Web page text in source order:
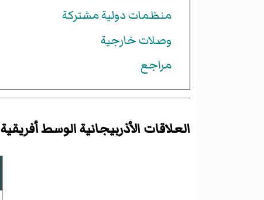
منظمات دولية مشتركة
وصلات خارجية
مراجع
العلاقات الأذربيجانية الوسط أفريقية